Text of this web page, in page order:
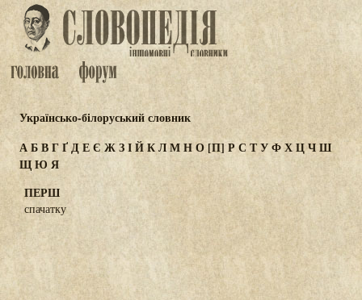
Українсько-білоруський словник
АБВГҐДЕЄ ЖЗІЙКЛМНО[П] Р С ТУФХЦЧШ
ЩЮ Я
ПЕРШ
спачатку